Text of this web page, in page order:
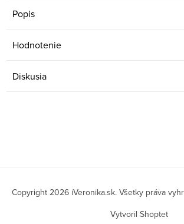
Popis
Hodnotenie
Diskusia
Vytvoril Shoptet
Copyright 2026 iVeronika.sk. Všetky práva